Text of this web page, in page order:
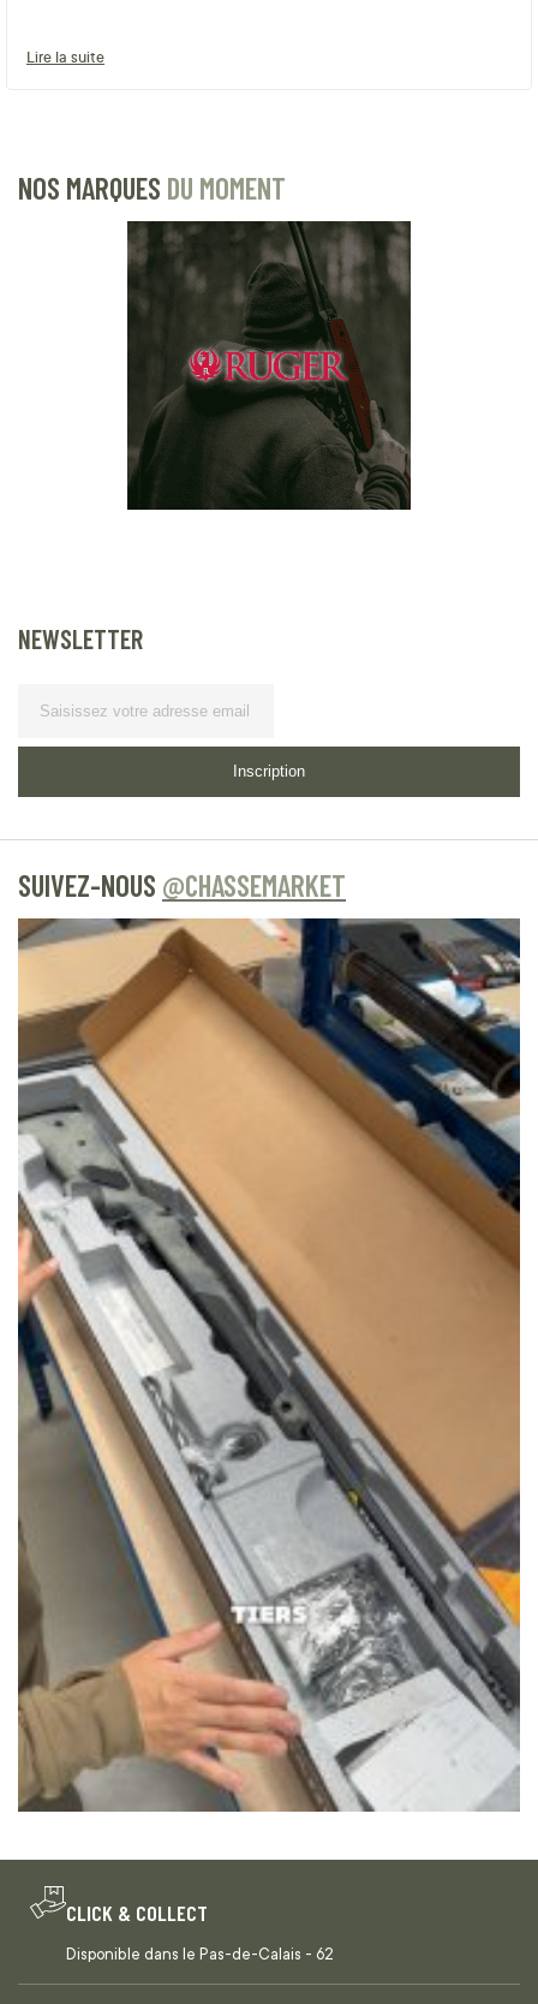
Lire la suite
NOS MARQUES DU MOMENT
NEWSLETTER
Inscription
SUIVEZ-NOUS @CHASSEMARKET
CLICK & COLLECT
Disponible dans le Pas-de-Calais - 62